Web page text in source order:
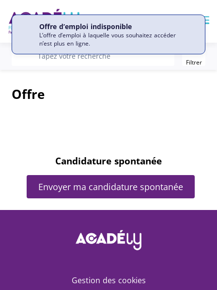
Offre d’emploi indisponible
L’offre d’emploi à laquelle vous souhaitez accéder
n’est plus en ligne.
recherche
Tapez votre recherche Filter
Filtrer
Offre
Candidature spontanée
Envoyer ma candidature spontanée
Gestion des cookies